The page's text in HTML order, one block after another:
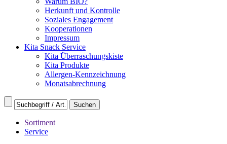
Herkunft und Kontrolle
Soziales Engagement
Kooperationen
Impressum
Kita Snack Service
Kita Überraschungskiste
Kita Produkte
Allergen-Kennzeichnung
Monatsabrechnung
Sortiment
Service